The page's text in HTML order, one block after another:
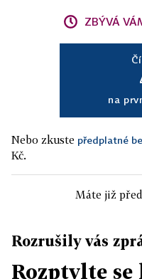
ZBÝVÁ
na
Nebo zkuste předplatné
Kč.
Máte již
Rozrušily vás
Rozptylte